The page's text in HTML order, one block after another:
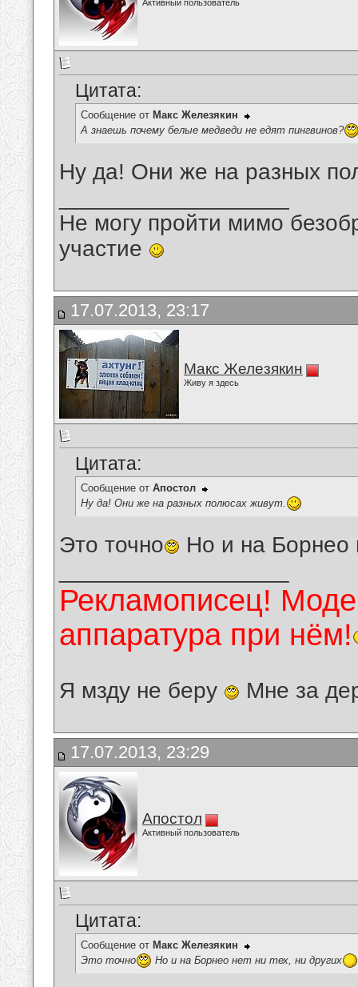
Активный пользователь
Цитата:
Сообщение от Макс Железякин
А знаешь почему белые медведи не едят пингвинов?
Ну да! Они же на разных
Не могу пройти мимо
участие
17.07.2013, 23:17
Макс Железякин
Живу я здесь
Цитата:
Сообщение от Апостол
Ну да! Они же на разных полюсах живут.
Это точно
Но и на Борнео
Рекламописец!
аппаратура при нём!
Я мзду не беру Мне за
17.07.2013, 23:29
Апостол
Активный пользователь
Цитата:
Сообщение от Макс Железякин
Это точно
Но и на Борнео нет ни тех, ни других